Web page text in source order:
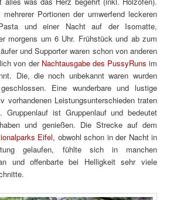
Portionen der umwerfend leckeren
und einer Nacht auf der Isomatte,
morgens um 6 Uhr. Frühstück und ab zum
und Supporter waren schon von anderen
von der Nachtausgabe des PussyRuns im
Die, die noch unbekannt waren wurden
Eine wunderbare und lustige
vorhandenen Leistungsunterschieden traten
Gruppenlauf ist Gruppenlauf und bedeutet
und genießen. Die Strecke auf dem
Eifel, obwohl schon in der Nacht in
gelaufen, fühlte sich in manchen
und offenbarte bei Helligkeit sehr viele